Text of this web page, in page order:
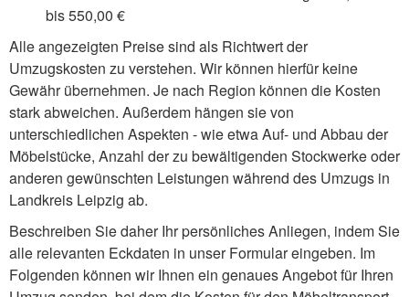
bis 550,00 €
Alle angezeigten Preise sind als Richtwert der
Umzugskosten zu verstehen. Wir können hierfür keine
Gewähr übernehmen. Je nach Region können die Kosten
stark abweichen. Außerdem hängen sie von
unterschiedlichen Aspekten - wie etwa Auf- und Abbau der
Möbelstücke, Anzahl der zu bewältigenden Stockwerke oder
anderen gewünschten Leistungen während des Umzugs in
Landkreis Leipzig ab.
Beschreiben Sie daher Ihr persönliches Anliegen, indem Sie
alle relevanten Eckdaten in unser Formular eingeben. Im
Folgenden können wir Ihnen ein genaues Angebot für Ihren